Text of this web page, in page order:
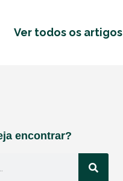
Ver todos os artigos
encontrar?